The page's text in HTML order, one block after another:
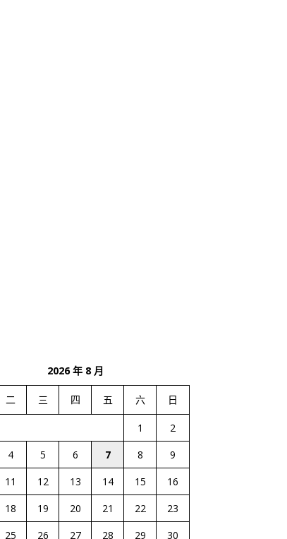
2026 年 8 月
二 三 四 五 六 日
1
2
4 5 6 7 8
9
11 12 13 14 15
16
18 19 20 21 22
23
25 26 27 28 29
30